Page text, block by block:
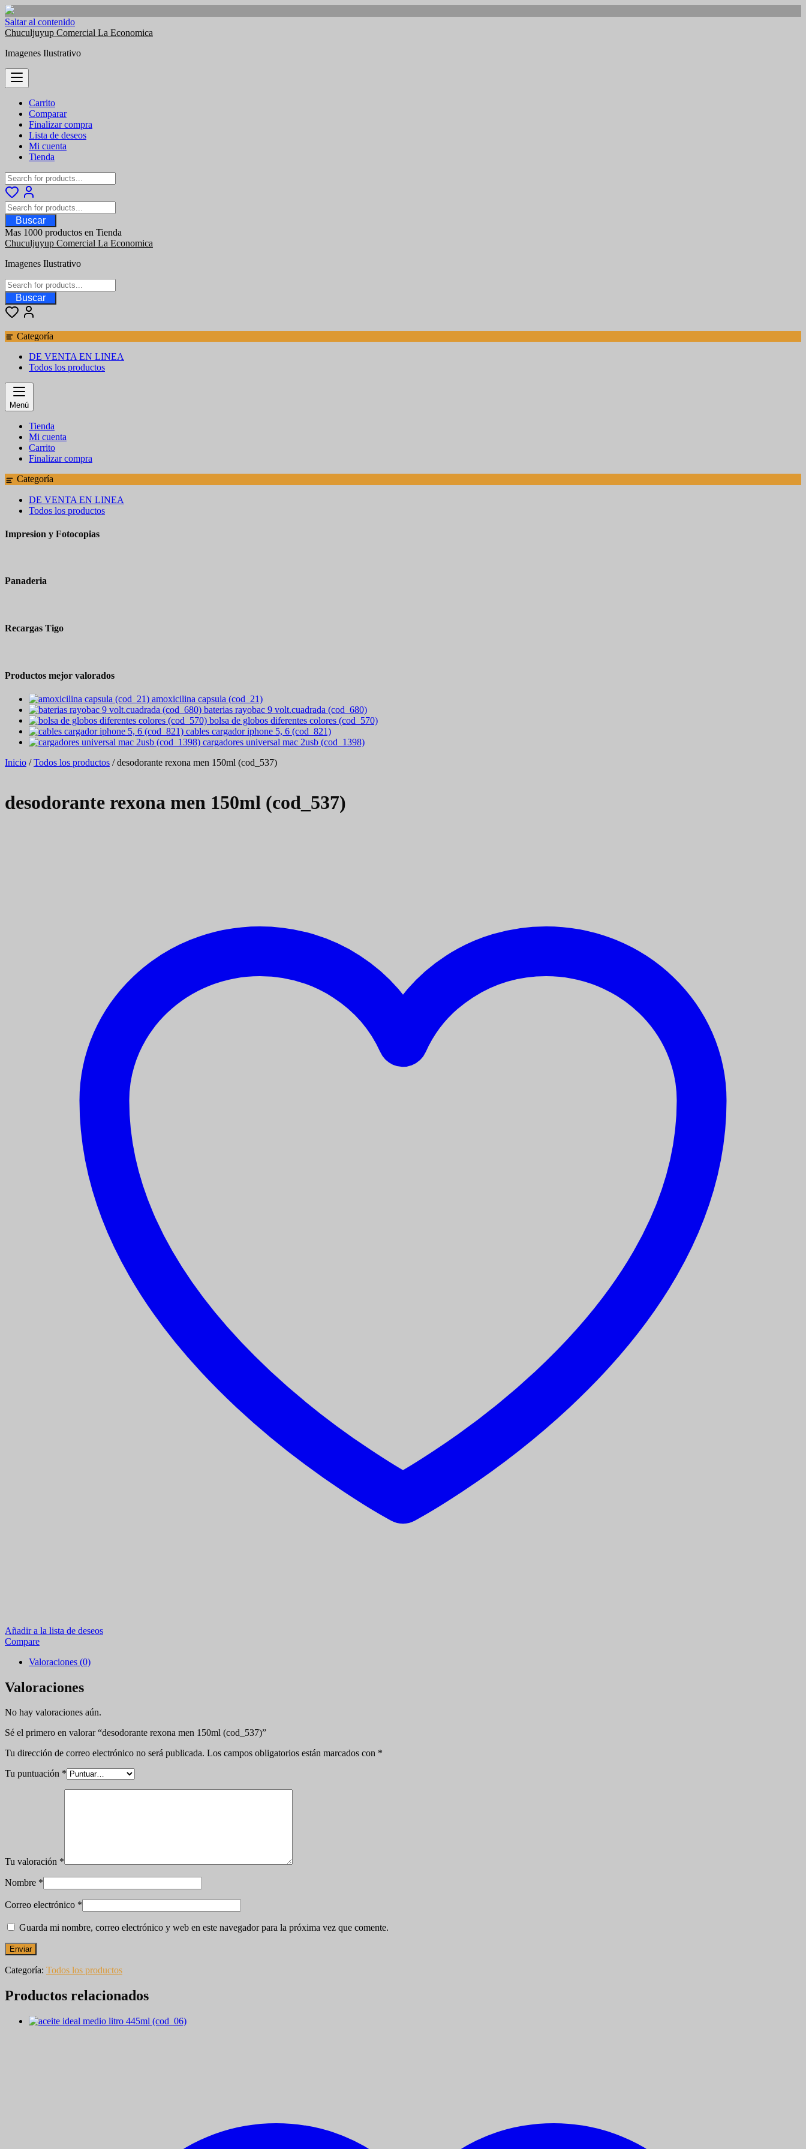
Saltar al contenido
Chuculjuyup Comercial La Economica
Imagenes Ilustrativo
Carrito
Comparar
Finalizar compra
Lista de deseos
Mi cuenta
Tienda
Buscar
Mas 1000 productos en Tienda
Chuculjuyup Comercial La Economica
Imagenes Ilustrativo
Buscar
Categoría
DE VENTA EN LINEA
Todos los productos
Menú
Tienda
Mi cuenta
Carrito
Finalizar compra
Categoría
DE VENTA EN LINEA
Todos los productos
Impresion y Fotocopias
Panaderia
Recargas Tigo
Productos mejor valorados
amoxicilina capsula (cod_21)
baterias rayobac 9 volt.cuadrada (cod_680)
bolsa de globos diferentes colores (cod_570)
cables cargador iphone 5, 6 (cod_821)
cargadores universal mac 2usb (cod_1398)
Inicio /Todos los productos / desodorante rexona men 150ml (cod_537)
desodorante rexona men 150ml (cod_537)
Añadir a la lista de deseos
Compare
Valoraciones (0)
Valoraciones
No hay valoraciones aún.
Sé el primero en valorar “desodorante rexona men 150ml (cod_537)”
Tu dirección de correo electrónico no será publicada. Los campos obligatorios están marcados con *
Tu puntuación *
Tu valoración *
Nombre *
Correo electrónico *
Guarda mi nombre, correo electrónico y web en este navegador para la próxima vez que comente.
Categoría: Todos los productos
Productos relacionados